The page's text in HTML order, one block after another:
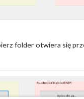
folder otwiera się